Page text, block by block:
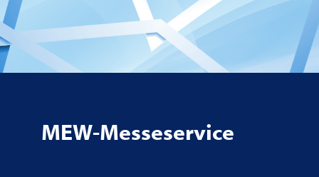
MEW-Messeservice